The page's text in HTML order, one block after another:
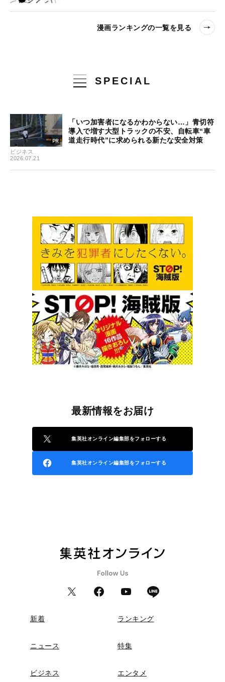
漫画ランキングの一覧を見る
SPECIAL
ビジネス
2026.07.21
「いつ加害者になるかわからない…」青切符
導入で増す大型トラックの不安、自転車“車
道走行時代”に求められる新たな安全対策
最新情報をお届け
集英社オンライン編集部をフォローする
集英社オンライン編集部をフォローする
新着 ランキング
ニュース 特集
ビジネス エンタメ